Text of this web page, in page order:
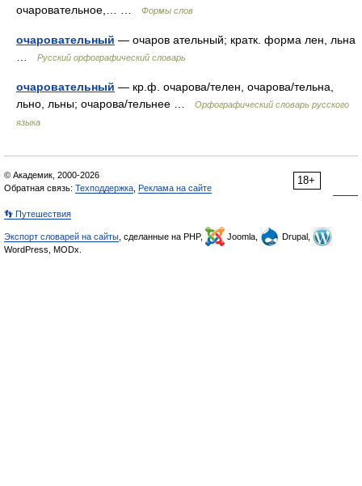
очаровательное,… …
Формы слов
очаровательный — очаров ательный; кратк. форма лен, льна
Русский орфографический словарь
очаровательный — кр.ф. очарова/телен, очарова/тельна,
льно, льны; очарова/тельнее …
Орфографический словарь русского
языка
18+
© Академик, 2000-2026
Обратная связь: Техподдержка Реклама на сайте
👣 Путешествия
Экспорт словарей на сайты , сделанные на PHP, Joomla,
Drupal,
WordPress, MODx.